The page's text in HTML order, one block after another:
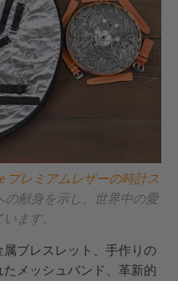
プレミアムレザーの時計ス
の献身を示し、世界中の愛
ます。
ブレスレット、手作りの
メッシュバンド、革新的